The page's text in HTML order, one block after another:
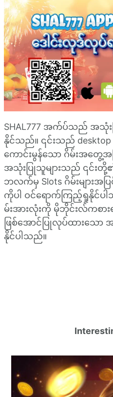
SHAL777 အက်ပ်သည် အ
နိုင်သည်။ ၎င်းသည်
ကောင်းမွန်သော ဂိမ်းအတွေ့
အသုံးပြုသူများသည် ၎င်း
ဘလက်မှ Slots ဂိမ်းများအပ
ကိုပါ ဝင်ရောက်ကြည့်ရှုနိုင်ပ
မ်းအားလုံးကို မိုဘိုင်းလ်ကစာ
ဖြစ်အောင်ပြုလုပ်ထားသော
နိုင်ပါသည်။